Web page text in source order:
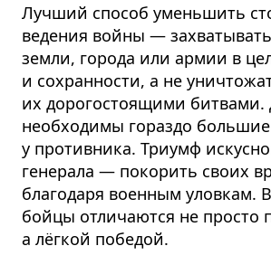
Лучший способ уменьшить
ведения войны —
земли, города или армии в
и сохранности, а не
их дорогостоящими битвами.
необходимы гораздо
у противника. Триумф
генерала — покорить своих
благодаря военным уловкам.
бойцы отличаются не просто
а лёгкой победой.